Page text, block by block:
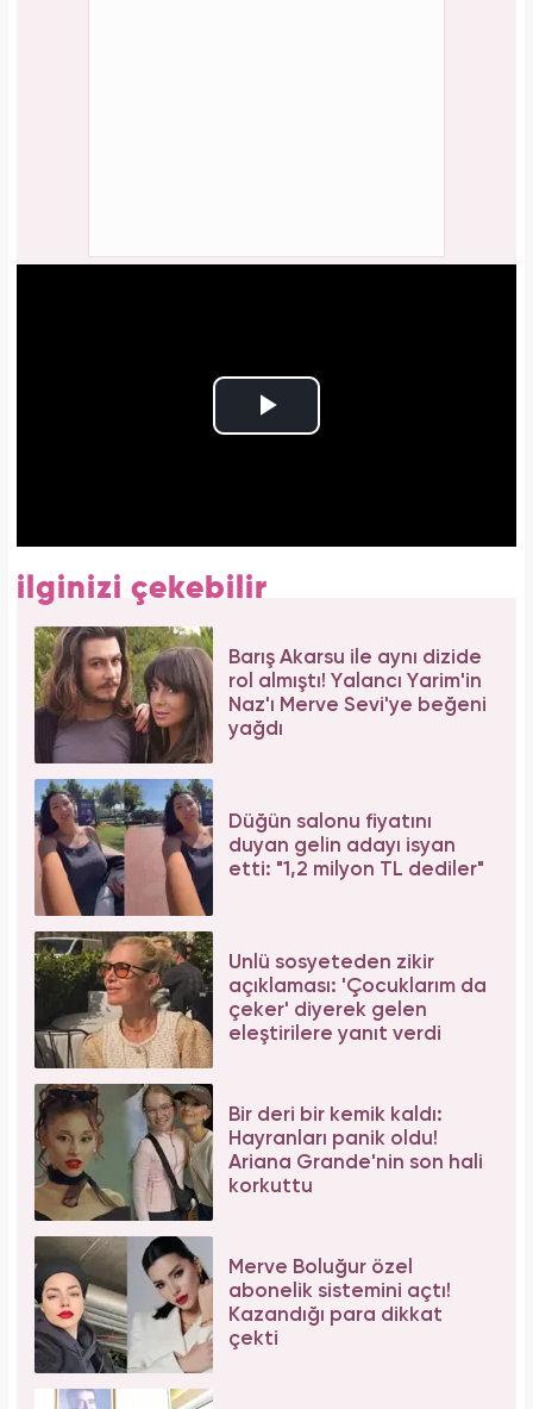
ilginizi çekebilir
Barış Akarsu ile aynı dizide
rol almıştı! Yalancı Yarim'in
Naz'ı Merve Sevi'ye beğeni
yağdı
Düğün salonu fiyatını
duyan gelin adayı isyan
etti: "1,2 milyon TL dediler"
Ünlü sosyeteden zikir
açıklaması: 'Çocuklarım da
çeker' diyerek gelen
eleştirilere yanıt verdi
Bir deri bir kemik kaldı:
Hayranları panik oldu!
Ariana Grande'nin son hali
korkuttu
Merve Boluğur özel
abonelik sistemini açtı!
Kazandığı para dikkat
çekti